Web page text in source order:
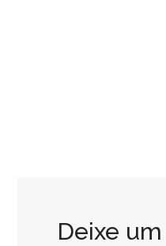
Deixe